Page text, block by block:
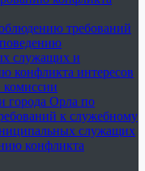
требований
служащих и
конфликта интересов
города Орла по
к служебному
служащих
конфликта